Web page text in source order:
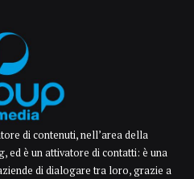
di contenuti, nell’area della
ed è un attivatore di contatti: è una
di dialogare tra loro, grazie a